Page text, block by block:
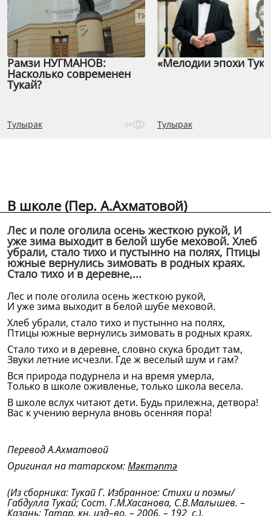
Рамзи НУГМАНОВ:
Насколько современен
Тукай?
Тулырак 94
«Мелодии эпохи
Тулырак
В школе (Пер. А.Ахматовой)
Лес и поле оголила осень жесткою рукой, И
уже зима выходит в белой шубе меховой. Хлеб
убрали, стало тихо и пустынно на полях, Птицы
южные вернулись зимовать в родных краях.
Стало тихо и в деревне,...
Лес и поле оголила осень жесткою рукой,
И уже зима выходит в белой шубе меховой.
Хлеб убрали, стало тихо и пустынно на полях,
Птицы южные вернулись зимовать в родных краях.
Стало тихо и в деревне, словно скука бродит там,
Звуки летние исчезли. Где ж веселый шум и гам?
Вся природа подурнела и на время умерла,
Только в школе оживленье, только школа весела.
В школе вслух читают дети. Будь прилежна, детвора!
Вас к учению вернула вновь осенняя пора!
Перевод А.Ахматовой
Оригинал на татарском:Мәктәптә
(Из сборника: Тукай Г. Избранное: Стихи и поэмы/
Габдулла Тукай; Сост. Г.М.Хасанова, С.В.Малышев. –
Казань: Татар. кн. изд–во, – 2006. – 192 с.).